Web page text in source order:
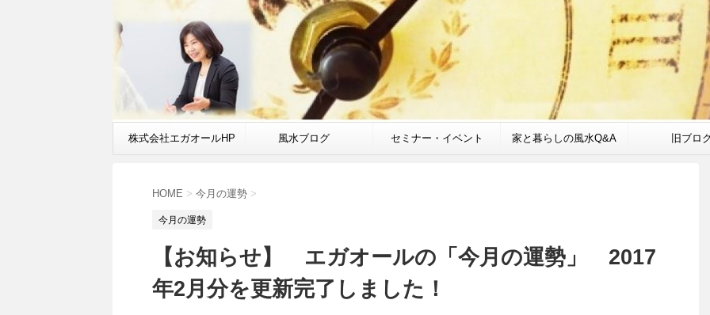
株式会社エガオールHP 風水ブログ セミナー・イベント 家と暮らしの風水Q&A 旧ブロ
HOME > 今月の運勢 >
今月の運勢
【お知らせ】 エガオールの「今月の運勢」 2017
年2月分を更新完了しました！